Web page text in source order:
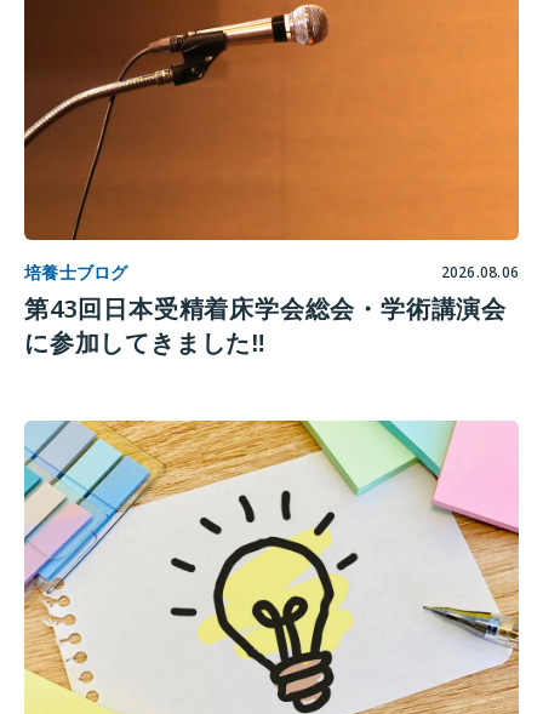
培養士ブログ 2026.08.06
第43回日本受精着床学会総会・学術講演会
に参加してきました‼